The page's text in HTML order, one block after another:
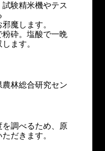
験精米機やテス
魔します。
砕。塩酸で一晩
ます。
林総合研究セン
調べるため、原
だきます。